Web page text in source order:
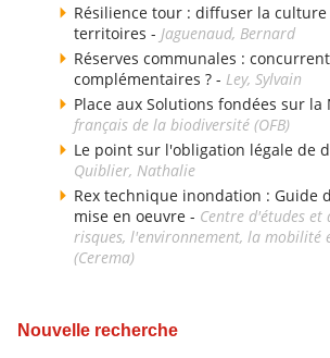
Résilience tour : diffuser la
territoires - Jaguenaud, Bernard
Réserves communales :
complémentaires ? - Ley, Sylvain
Place aux Solutions fondées sur la
français de la biodiversité (OFB)
Le point sur l'obligation légale de
Quiblier, Nathalie
Rex technique inondation : Guide
mise en oeuvre - Centre d'études et
risques, l'environnement, la mobilité
(Cerema)
Nouvelle recherche